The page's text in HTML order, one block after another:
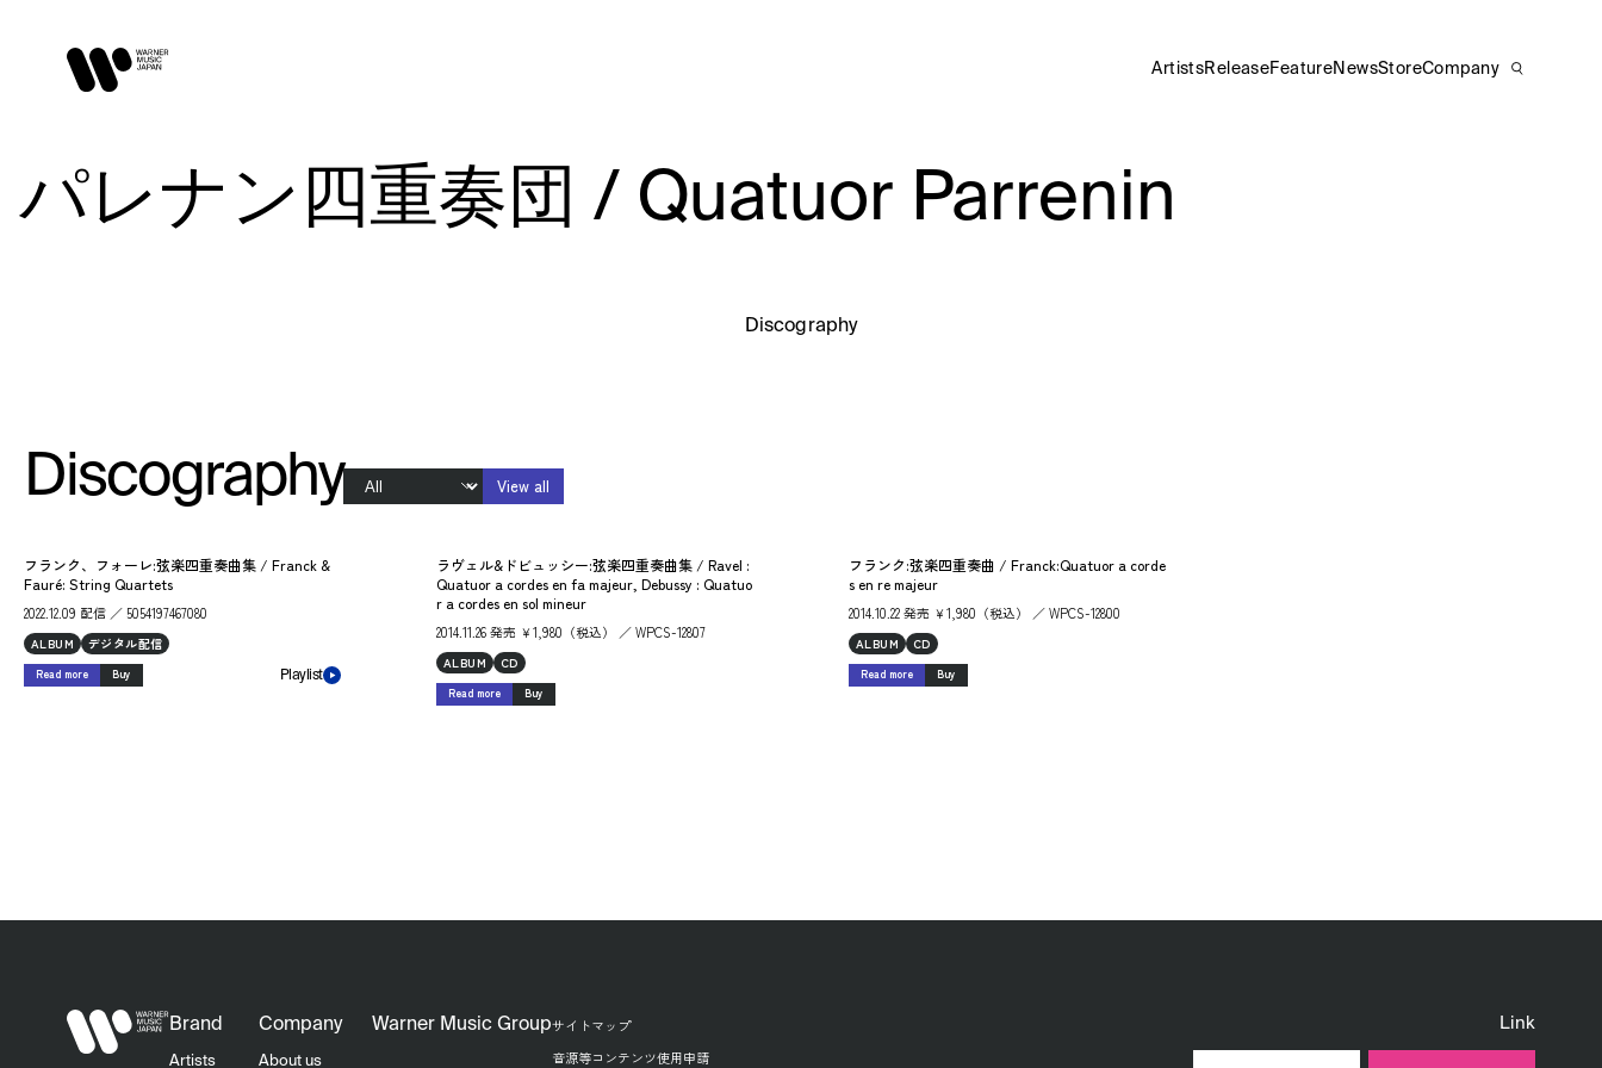
パレナン四重奏団 / Quatuor Parrenin
Discography
Discography View all
フランク、フォーレ:弦楽四重奏曲集 / Franck &
Fauré: String Quartets
2022.12.09 配信 ／ 5054197467080
ALBUM デジタル配信
Read more Buy Playlist
ラヴェル&ドビュッシー:弦楽四重奏曲集 / Ravel :
Quatuor a cordes en fa majeur, Debussy : Quatuo
r a cordes en sol mineur
2014.11.26 発売 ￥1,980（税込） ／ WPCS-12807
ALBUM CD
Read more Buy
フランク:弦楽四重奏曲 / Franck:Quatuor a corde
s en re majeur
2014.10.22 発売 ￥1,980（税込） ／ WPCS-12800
ALBUM CD
Read more Buy
ArtistsReleaseFeature NewsStoreCompany
Brand
Artists
Company
About us
Warner Music Groupサイトマップ
音源等コンテンツ使用申請
Link